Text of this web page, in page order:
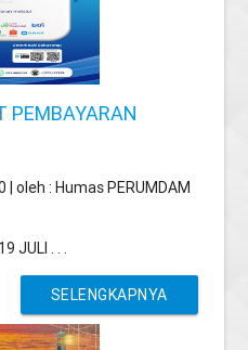
PEMBAYARAN
| oleh : Humas PERUMDAM
JULI . . .
SELENGKAPNYA